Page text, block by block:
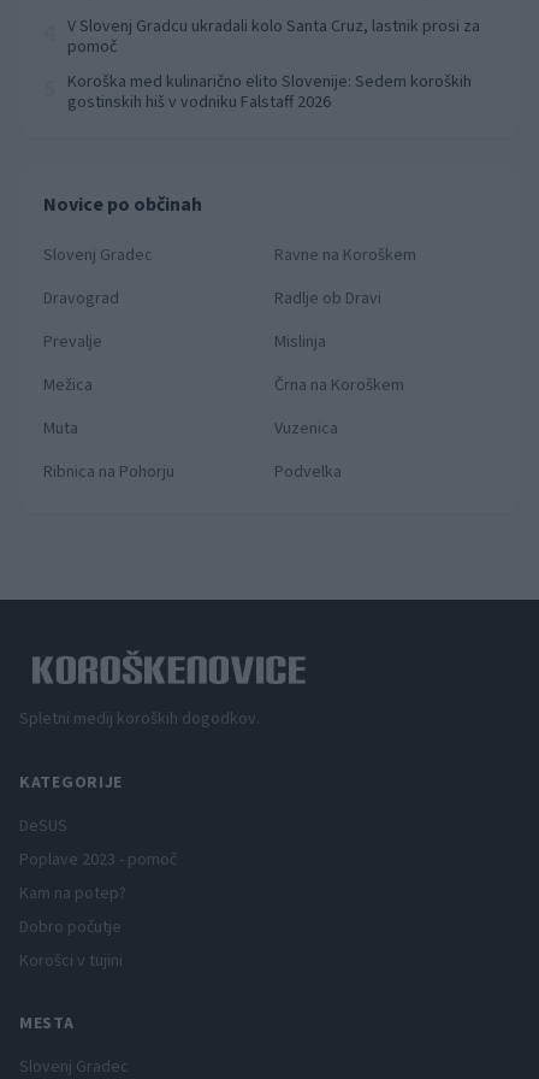
V Slovenj Gradcu ukradali kolo Santa Cruz, lastnik prosi za
pomoč
Koroška med kulinarično elito Slovenije: Sedem koroških
gostinskih hiš v vodniku Falstaff 2026
Novice po občinah
Slovenj Gradec
Ravne na Koroškem
Dravograd
Radlje ob Dravi
Prevalje
Mislinja
Mežica
Črna na Koroškem
Muta
Vuzenica
Ribnica na Pohorju
Podvelka
Spletni medij koroških dogodkov.
KATEGORIJE
DeSUS
Poplave 2023 - pomoč
Kam na potep?
Dobro počutje
Korošci v tujini
MESTA
Slovenj Gradec